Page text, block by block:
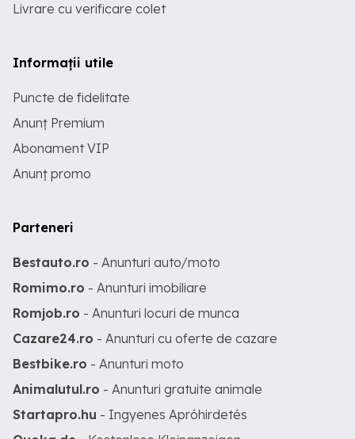
Livrare cu verificare colet
Informații utile
Puncte de fidelitate
Anunț Premium
Abonament VIP
Anunț promo
Parteneri
Bestauto.ro - Anunturi auto/moto
Romimo.ro - Anunturi imobiliare
Romjob.ro - Anunturi locuri de munca
Cazare24.ro - Anunturi cu oferte de cazare
Bestbike.ro - Anunturi moto
Animalutul.ro - Anunturi gratuite animale
Startapro.hu - Ingyenes Apróhirdetés